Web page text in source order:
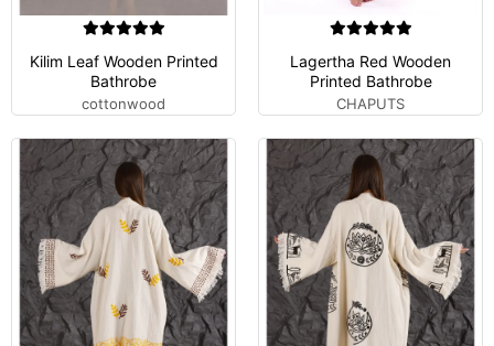
Kilim Leaf Wooden Printed
Bathrobe
cottonwood
Lagertha Red Wooden
Printed Bathrobe
CHAPUTS